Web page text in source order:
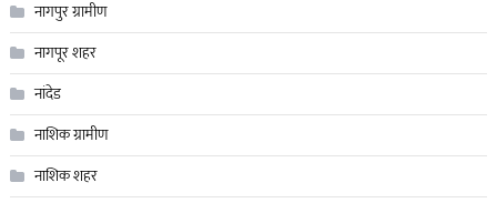
नागपुर ग्रामीण
नागपूर शहर
नांदेड
नाशिक ग्रामीण
नाशिक शहर